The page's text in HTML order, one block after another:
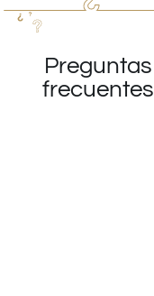
Preguntas
frecuentes